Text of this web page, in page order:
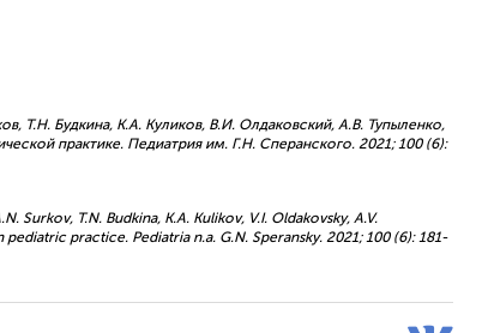
Т.Н. Будкина, К.А. Куликов, В.И. Олдаковский, А.В. Тупыленко,
практике. Педиатрия им. Г.Н. Сперанского. 2021; 100 (6):
Surkov, T.N. Budkina, K.A. Kulikov, V.I. Oldakovsky, A.V.
practice. Pediatria n.a. G.N. Speransky. 2021; 100 (6): 181-